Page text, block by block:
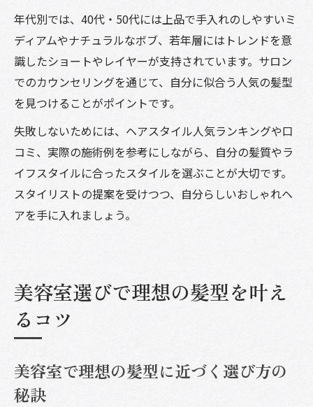
年代別では、40代・50代には上品で手入れのしやすいミ
ディアムやナチュラルなボブ、若年層にはトレンドを意
識したショートやレイヤーが支持されています。サロン
でのカウンセリングを通じて、自分に似合う人気の髪型
を見つけることがポイントです。
失敗しないためには、ヘアスタイル人気ランキングや口
コミ、実際の施術例を参考にしながら、自分の髪質やラ
イフスタイルに合ったスタイルを選ぶことが大切です。
スタイリストの提案を受けつつ、自分らしいおしゃれヘ
アを手に入れましょう。
美容室選びで理想の髪型を叶え
るコツ
美容室で理想の髪型に近づく選び方の
秘訣